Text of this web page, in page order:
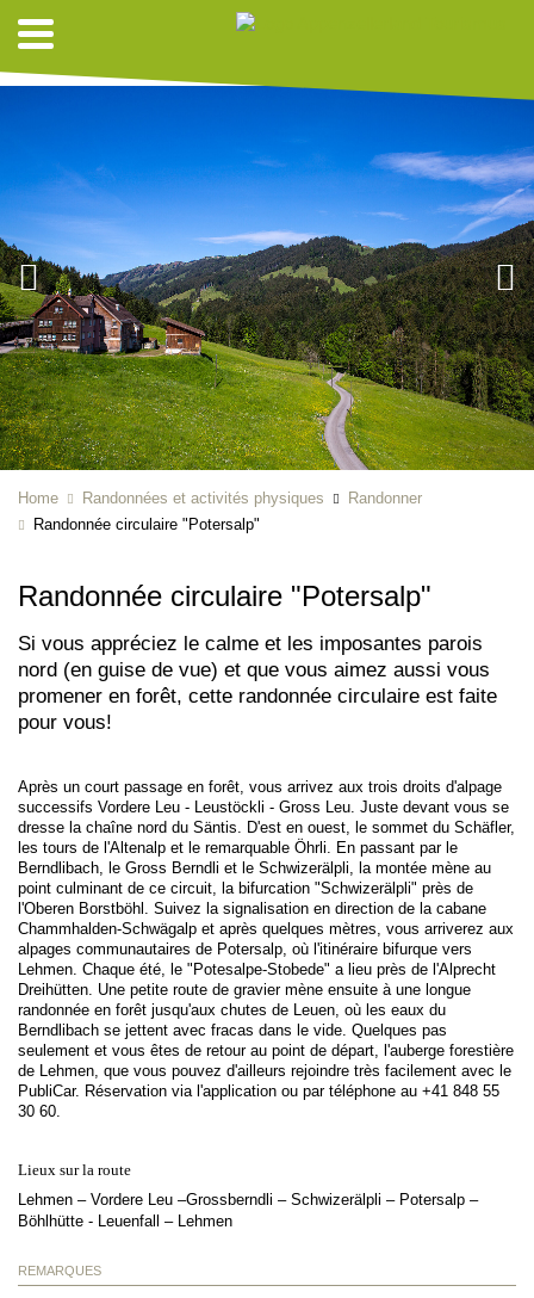
Home Randonnées et activités physiques
Randonner
Randonnée circulaire "Potersalp"
Randonnée circulaire "Potersalp"
Si vous appréciez le calme et les imposantes parois
nord (en guise de vue) et que vous aimez aussi vous
promener en forêt, cette randonnée circulaire est faite
pour vous!
Après un court passage en forêt, vous arrivez aux trois droits d'alpage
successifs Vordere Leu - Leustöckli - Gross Leu. Juste devant vous se
dresse la chaîne nord du Säntis. D'est en ouest, le sommet du Schäfler,
les tours de l'Altenalp et le remarquable Öhrli. En passant par le
Berndlibach, le Gross Berndli et le Schwizerälpli, la montée mène au
point culminant de ce circuit, la bifurcation "Schwizerälpli" près de
l'Oberen Borstböhl. Suivez la signalisation en direction de la cabane
Chammhalden-Schwägalp et après quelques mètres, vous arriverez aux
alpages communautaires de Potersalp, où l'itinéraire bifurque vers
Lehmen. Chaque été, le "Potesalpe-Stobede" a lieu près de l'Alprecht
Dreihütten. Une petite route de gravier mène ensuite à une longue
randonnée en forêt jusqu'aux chutes de Leuen, où les eaux du
Berndlibach se jettent avec fracas dans le vide. Quelques pas
seulement et vous êtes de retour au point de départ, l'auberge forestière
de Lehmen, que vous pouvez d'ailleurs rejoindre très facilement avec le
PubliCar. Réservation via l'application ou par téléphone au +41 848 55
30 60.
Lieux sur la route
Lehmen – Vordere Leu –Grossberndli – Schwizerälpli – Potersalp –
Böhlhütte - Leuenfall – Lehmen
REMARQUES